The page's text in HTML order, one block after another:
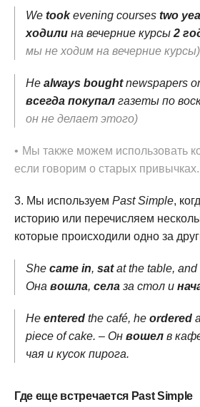
We tookevening courses two
ходили на вечерние курсы 2
мы не ходим на вечерние курсы)
He always boughtnewspapers
всегда покупал газеты по
он не делает этого)
Мы также можем использовать
если говорим о старых привычках.
Мы используем Past Simple,
историю или перечисляем
которые происходили одно за
She came in, satat the table, and
Она вошла, села за стол и
He entered the café, he ordered
piece of cake. – Он вошел в
чая и кусок пирога.
Где еще встречается Past Simple